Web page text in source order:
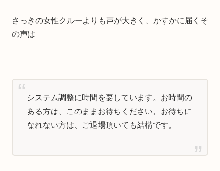
さっきの女性クルーよりも声が大きく、かすかに届くそ
の声は
システム調整に時間を要しています。お時間の
ある方は、このままお待ちください。お待ちに
なれない方は、ご退場頂いても結構です。